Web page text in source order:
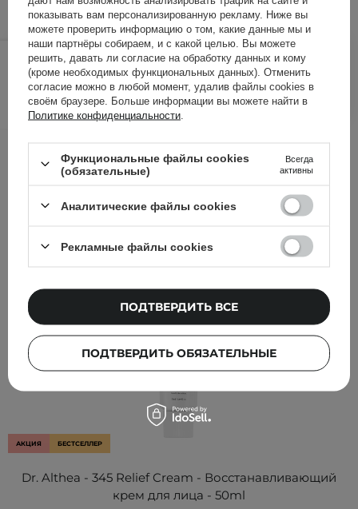
385,00 ГРН / шт.
ДОБАВИТЬ В КОРЗИНУ
Другие клиенты также
проверили
АКЦИЯ БЕСТСЕЛЛЕР
Dr. Althea - 345 Relief Cream - Восстанавливающий
крем для лица - 50ml
показывать вам персонализированную рекламу. Ниже вы
можете проверить информацию о том, какие данные мы и
наши партнёры собираем, и с какой целью. Вы можете
решить, давать ли согласие на обработку данных и кому
(кроме необходимых функциональных данных). Отменить
согласие можно в любой момент, удалив файлы cookies в
своём браузере. Больше информации вы можете найти в
Политике конфиденциальности
Функциональные файлы cookies
(обязательные)
Всегда
активны
Аналитические файлы cookies
Рекламные файлы cookies
ПОДТВЕРДИТЬ ОБЯЗАТЕЛЬНЫЕ
ПОДТВЕРДИТЬ ВСЕ